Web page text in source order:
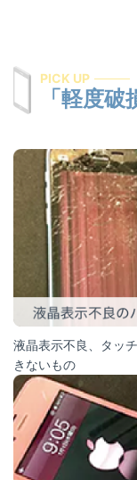
PICK UP
「軽度
液晶表示不良、タッ
きないもの